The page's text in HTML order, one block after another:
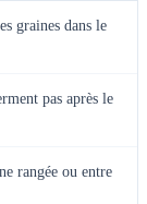
graines dans le
pas après le
rangée ou entre